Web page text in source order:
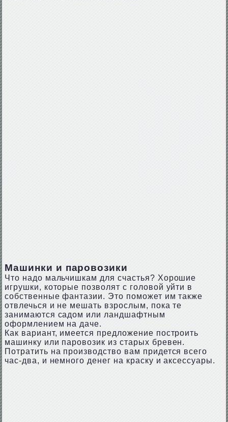
Машинки и паровозики
Что надо мальчишкам для счастья? Хорошие
игрушки, которые позволят с головой уйти в
собственные фантазии. Это поможет им также
отвлечься и не мешать взрослым, пока те
занимаются садом или ландшафтным
оформлением на даче.
Как вариант, имеется предложение построить
машинку или паровозик из старых бревен.
Потратить на производство вам придется всего
час-два, и немного денег на краску и аксессуары.